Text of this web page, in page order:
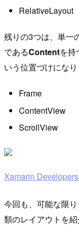
RelativeLayout
残りの3つは、単一
であるContentを持
いう位置づけになり
Frame
ContentView
ScrollView
Xamarin
今回も、可能な限
類のレイアウトを紹